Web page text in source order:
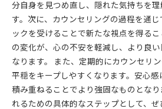
分自身を見つめ直し、隠れた気持ちを
す。次に、カウンセリングの過程を通
ックを受けることで新たな視点を得る
の変化が、心の不安を軽減し、より良
なります。 また、定期的にカウンセリ
平穏をキープしやすくなります。安心感
積み重ねることでより強固なものとな
れるための具体的なステップとして、